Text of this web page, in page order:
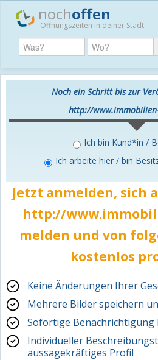
nochoffen
Öffnungszeiten in deiner Stadt
Noch ein Schritt bis zur
http://
Ich bin Kund*in /
Ich arbeite hier / bin
Jetzt anmelden, sich
http://
melden und von
kostenlos
Keine Änderungen Ihrer
Mehrere Bilder speichern
Sofortige Benachrichtigung
Individueller
aussagekräftiges Profil